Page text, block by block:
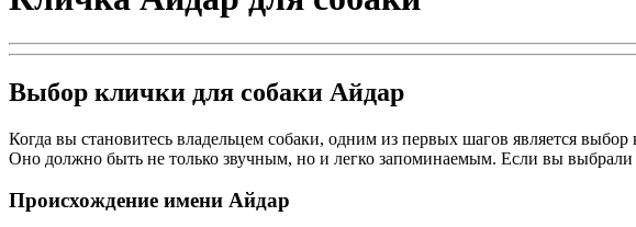
Выбор клички для собаки Айдар
Когда вы становитесь владельцем собаки, одним из первых шагов является
Оно должно быть не только звучным, но и легко запоминаемым. Если вы
Происхождение имени Айдар